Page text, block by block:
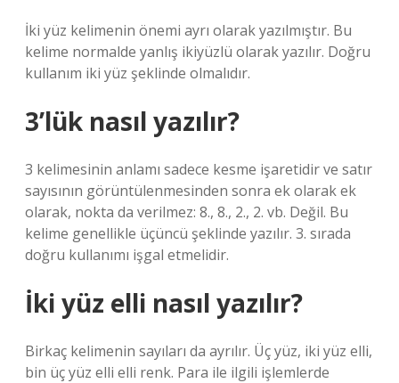
İki yüz kelimenin önemi ayrı olarak yazılmıştır. Bu
kelime normalde yanlış ikiyüzlü olarak yazılır. Doğru
kullanım iki yüz şeklinde olmalıdır.
3’lük nasıl yazılır?
3 kelimesinin anlamı sadece kesme işaretidir ve satır
sayısının görüntülenmesinden sonra ek olarak ek
olarak, nokta da verilmez: 8., 8., 2., 2. vb. Değil. Bu
kelime genellikle üçüncü şeklinde yazılır. 3. sırada
doğru kullanımı işgal etmelidir.
İki yüz elli nasıl yazılır?
Birkaç kelimenin sayıları da ayrılır. Üç yüz, iki yüz elli,
bin üç yüz elli elli renk. Para ile ilgili işlemlerde